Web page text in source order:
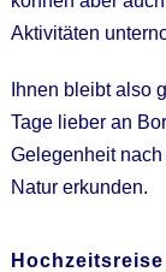
Aktivitäten
Ihnen bleibt also
Tage lieber an
Gelegenheit
Natur erkunden.